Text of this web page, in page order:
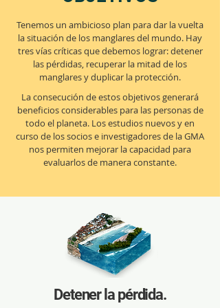
tareas y ampliar
el impacto.
Tenemos un ambicioso plan para dar la vuelta
la situación de los manglares del mundo. Hay
tres vías críticas que debemos lograr: detener
las pérdidas, recuperar la mitad de los
manglares y duplicar la protección.
La consecución de estos objetivos generará
beneficios considerables para las personas de
todo el planeta. Los estudios nuevos y en
curso de los socios e investigadores de la GMA
nos permiten mejorar la capacidad para
evaluarlos de manera constante.
Detener la pérdida.